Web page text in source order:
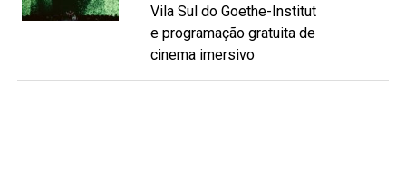
Vila Sul do Goethe-Institut
e programação gratuita de
cinema imersivo